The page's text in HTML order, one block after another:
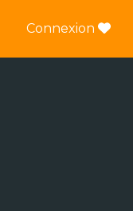
Connexion